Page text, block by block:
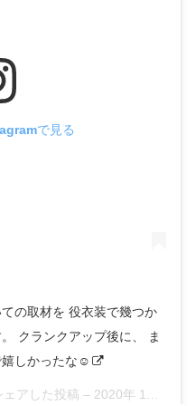
で見る
の取材を 役衣装で幾つか
クランクアップ後に、 ま
嬉しかったな☺︎
アした投稿 – 2020年 1月月21日午前1時22分PST